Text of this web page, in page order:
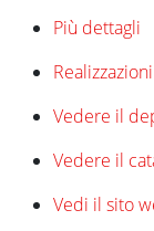
Più dettagli
Vedere il
Vedere il
Vedi il sito